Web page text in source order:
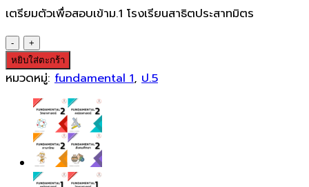
เตรียมตัวเพื่อสอบเข้าม.1 โรงเรียนสาธิตประสาทมิตร
จำนวน
Fundamental1
5
(หลักสูตร2สาธิต)
ชิ้น
หยิบใส่ตะกร้า
หมวดหมู่: fundamental 1, ป.5